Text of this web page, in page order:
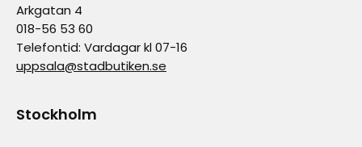
Arkgatan 4
018-56 53 60
Telefontid: Vardagar kl 07-16
uppsala@stadbutiken.se
Stockholm